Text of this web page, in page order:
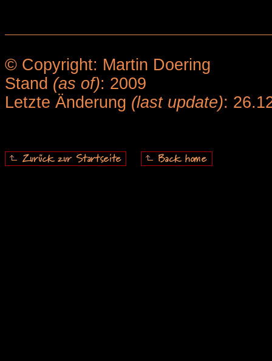
© Copyright: Martin Doering
Stand (as of): 2009
Letzte Änderung (last update):